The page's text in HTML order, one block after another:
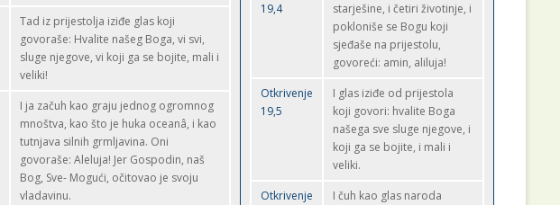
Tad iz prijestolja iziđe glas koji
govoraše: Hvalite našeg Boga, vi svi,
sluge njegove, vi koji ga se bojite, mali i
veliki!
I ja začuh kao graju jednog ogromnog
mnoštva, kao što je huka oceanâ, i kao
tutnjava silnih grmljavina. Oni
govoraše: Aleluja! Jer Gospodin, naš
Bog, Sve- Mogući, očitovao je svoju
vladavinu.
19,4
starješine, i četiri životinje, i
pokloniše se Bogu koji
sjeđaše na prijestolu,
govoreći: amin, aliluja!
Otkrivenje
19,5
I glas iziđe od prijestola
koji govori: hvalite Boga
našega sve sluge njegove, i
koji ga se bojite, i mali i
veliki.
Otkrivenje
I čuh kao glas naroda